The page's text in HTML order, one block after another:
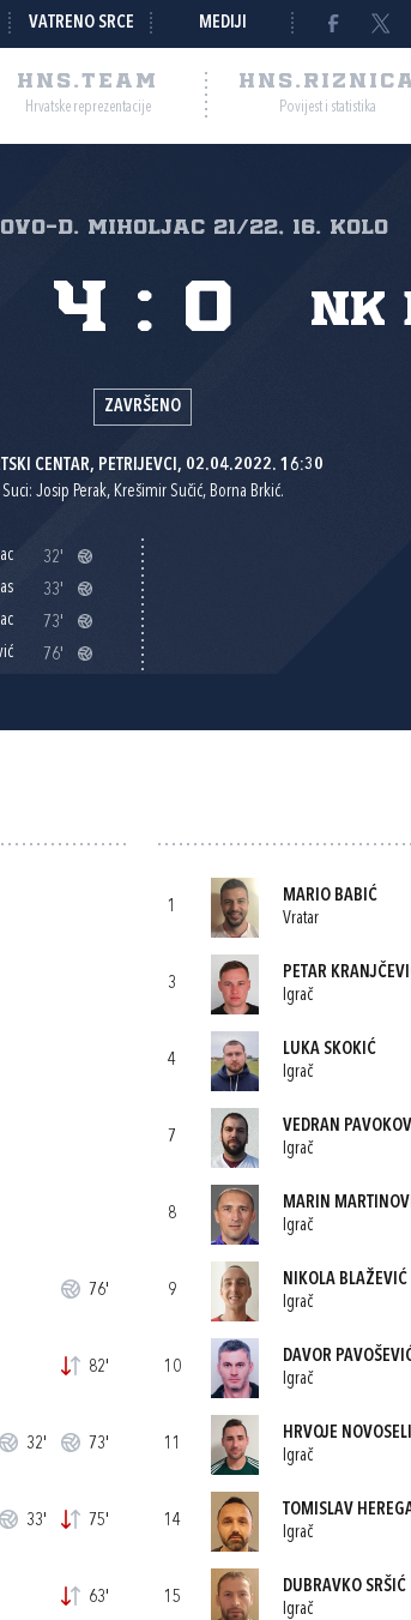
VATRENO SRCE MEDIJI
HNS.TEAM
Hrvatske reprezentacije Povijest i statistika
D. MIHOLJAC 21/22, 16. kolo
NK
4 : 0
ZAVRŠENO
CENTAR, PETRIJEVCI, 02.04.2022. 16:30
Suci: Josip Perak, Krešimir Sučić, Borna Brkić.
32'
33'
73'
76'
76'
82'
32' 73'
33' 75'
63'
1
MARIO BABIĆ
Vratar
3
PETAR
Igrač
4
LUKA SKOKIĆ
Igrač
7
VEDRAN
Igrač
8
MARIN
Igrač
9
NIKOLA BLAŽEVIĆ
Igrač
10
DAVOR
Igrač
11
HRVOJE
Igrač
14
TOMISLAV
Igrač
15
DUBRAVKO SRŠIĆ
Igrač